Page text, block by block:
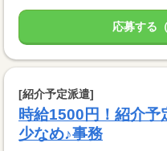
応募する
[紹介予定派遣]
時給1500円！紹介
少なめ♪事務